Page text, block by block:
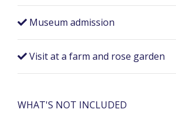
Museum admission
Visit at a farm and rose garden
WHAT'S NOT INCLUDED